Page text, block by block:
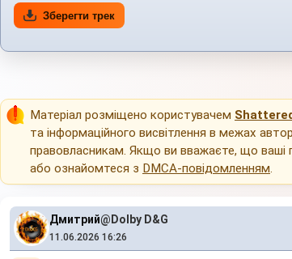
Зберегти трек
Матеріал розміщено користувачем
та інформаційного висвітлення в межах
правовласникам. Якщо ви вважаєте, що ваші
або ознайомтеся з DMCA-повідомленням.
Дмитрий@Dolby D&G
11.06.2026 16:26